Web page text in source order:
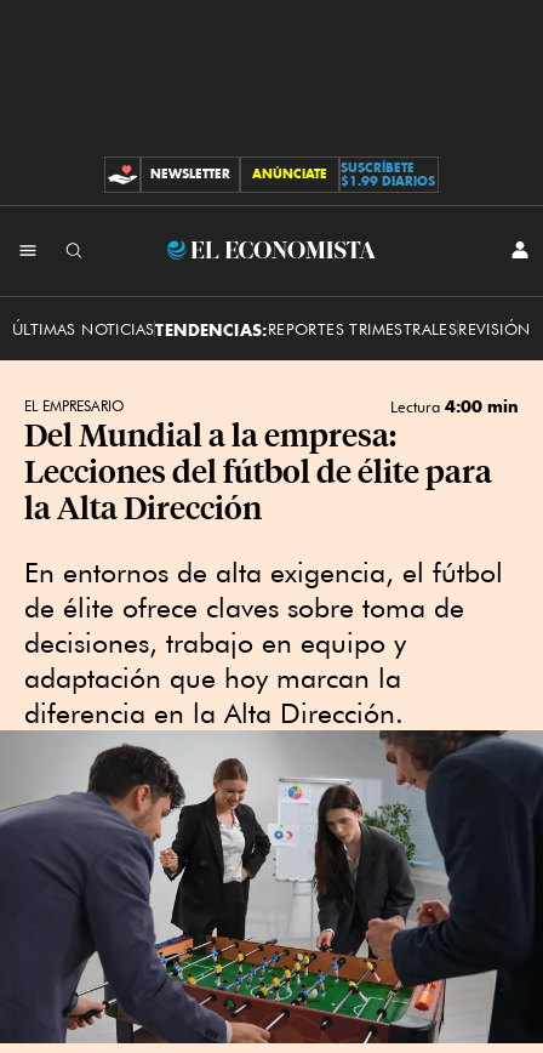
CONTRIBUCIONES
NEWSLETTER ANÚNCIATE
SUSCRÍBETE
$1.99 DIARIOS
El
ÚLTIMAS NOTICIASTENDENCIAS:REPORTES TRIMESTRALESREVISIÓN
EL EMPRESARIO Lectura 4:00 min
Del Mundial a la empresa:
Lecciones del fútbol de élite para
la Alta Dirección
En entornos de alta exigencia, el fútbol
de élite ofrece claves sobre toma de
decisiones, trabajo en equipo y
adaptación que hoy marcan la
diferencia en la Alta Dirección.